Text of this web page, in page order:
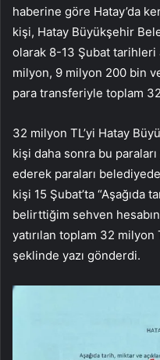
haberine göre Hatay’da
kişi, Hatay Büyükşehir
olarak 8-13 Şubat tarihleri
milyon, 9 milyon 200 bin
para transferiyle toplam
32 milyon TL’yi Hatay
kişi daha sonra bu
ederek paraları
kişi 15 Şubat’ta “Aşağıda
belirttiğim sehven
yatırılan toplam 32
şeklinde yazı gönderdi.